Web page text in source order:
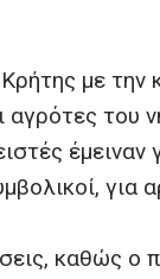
με
του
έμειναν
για
καθώς ο